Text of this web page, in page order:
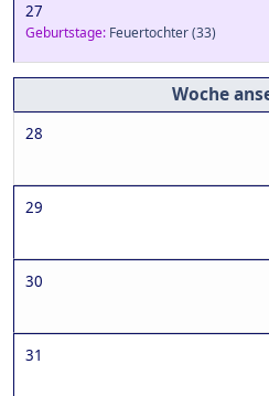
27
Geburtstage: Feuertochter(33)
28
29
30
31